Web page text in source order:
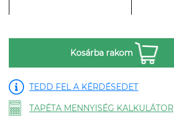
Kosárba rakom
TEDD FEL A KÉRDÉSEDET
TAPÉTA MENNYISÉG KALKULÁTOR